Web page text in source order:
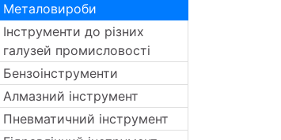
Металовироби
Інструменти до різних
галузей промисловості
Бензоінструменти
Алмазний інструмент
Пневматичний інструмент